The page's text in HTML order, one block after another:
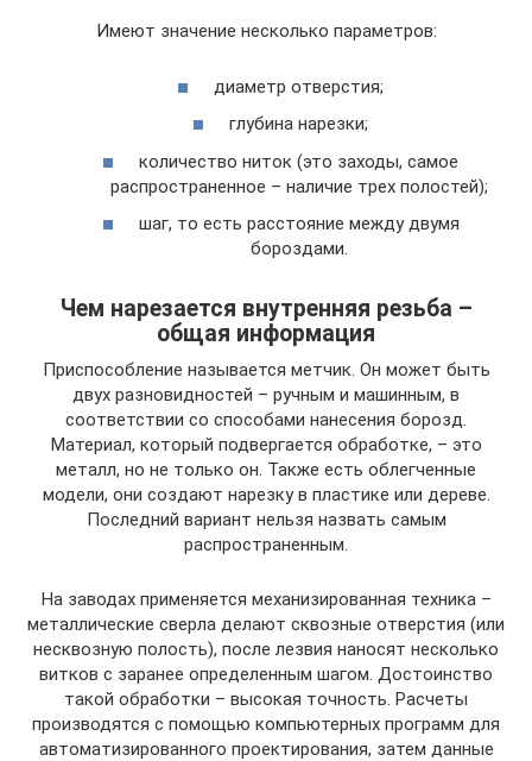
Имеют значение несколько параметров:
диаметр отверстия;
глубина нарезки;
количество ниток (это заходы, самое
распространенное – наличие трех полостей);
шаг, то есть расстояние между двумя
бороздами.
Чем нарезается внутренняя резьба –
общая информация
Приспособление называется метчик. Он может быть
двух разновидностей – ручным и машинным, в
соответствии со способами нанесения борозд.
Материал, который подвергается обработке, – это
металл, но не только он. Также есть облегченные
модели, они создают нарезку в пластике или дереве.
Последний вариант нельзя назвать самым
распространенным.
На заводах применяется механизированная техника –
металлические сверла делают сквозные отверстия (или
несквозную полость), после лезвия наносят несколько
витков с заранее определенным шагом. Достоинство
такой обработки – высокая точность. Расчеты
производятся с помощью компьютерных программ для
автоматизированного проектирования, затем данные